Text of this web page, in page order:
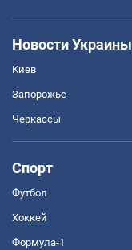
Новости Украины
Киев
Запорожье
Черкассы
Спорт
Футбол
Хоккей
Формула-1